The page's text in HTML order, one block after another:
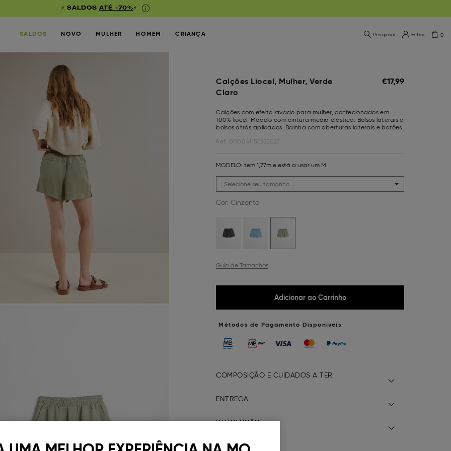
⚡ SALDOSATÉ -70%⚡
SALDOS NOVO MULHER HOMEM CRIANÇA Pesquisar Entrar 0
Calções Liocel, Mulher, Verde
Claro
€17,99
Calções com efeito lavado para mulher, confecionados em
100% liocel. Modelo com cintura média elástica. Bolsos laterais e
bolsos atrás aplicados. Bainha com aberturas laterais e botões.
Ref. 000041152255027
MODELO:tem 1,77m e está a usar um M
Cor:Cinzento
Guia de Tamanhos
Adicionar ao Carrinho
Métodos de Pagamento Disponíveis
COMPOSIÇÃO E CUIDADOS A TER
ENTREGA
DEVOLUÇÃO